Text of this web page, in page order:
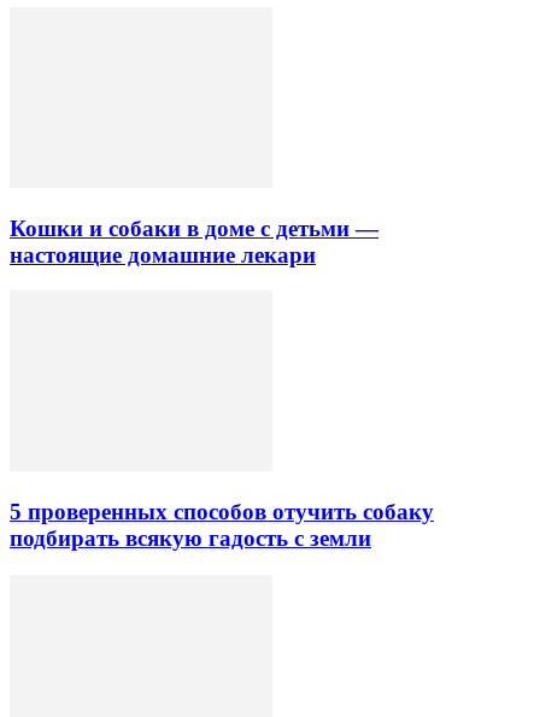
Кошки и собаки в доме с детьми —
настоящие домашние лекари
5 проверенных способов отучить собаку
подбирать всякую гадость с земли